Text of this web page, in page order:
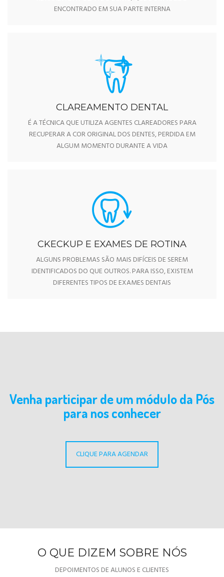
ENCONTRADO EM SUA PARTE INTERNA
CLAREAMENTO DENTAL
É A TÉCNICA QUE UTILIZA AGENTES CLAREADORES PARA
RECUPERAR A COR ORIGINAL DOS DENTES, PERDIDA EM
ALGUM MOMENTO DURANTE A VIDA
CKECKUP E EXAMES DE ROTINA
ALGUNS PROBLEMAS SÃO MAIS DIFÍCEIS DE SEREM
IDENTIFICADOS DO QUE OUTROS. PARA ISSO, EXISTEM
DIFERENTES TIPOS DE EXAMES DENTAIS
Venha participar de um módulo da Pós
para nos conhecer
CLIQUE PARA AGENDAR
O QUE DIZEM SOBRE NÓS
DEPOIMENTOS DE ALUNOS E CLIENTES